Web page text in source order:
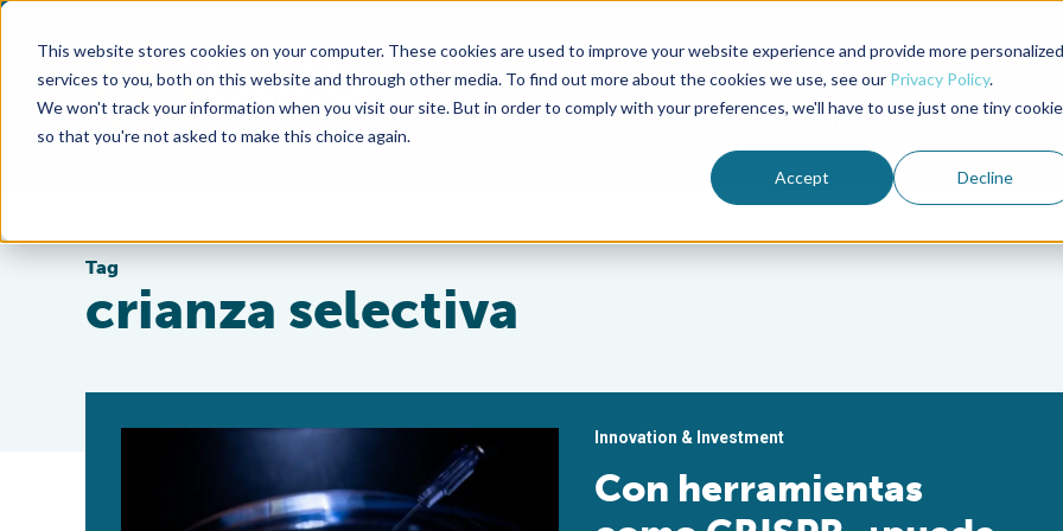
This website stores cookies on your computer. These cookies are used to improve your website experience and provide more personalized
services to you, both on this website and through other media. To find out more about the cookies we use, see our Privacy Policy.
We won't track your information when you visit our site. But in order to comply with your preferences, we'll have to use just one tiny cookie
so that you're not asked to make this choice again.
Accept Decline
Advocate Magazine Aquademia Podcast
ABOUT MEMBERSHIP
Tag
crianza selectiva
Innovation & Investment
Con herramientas